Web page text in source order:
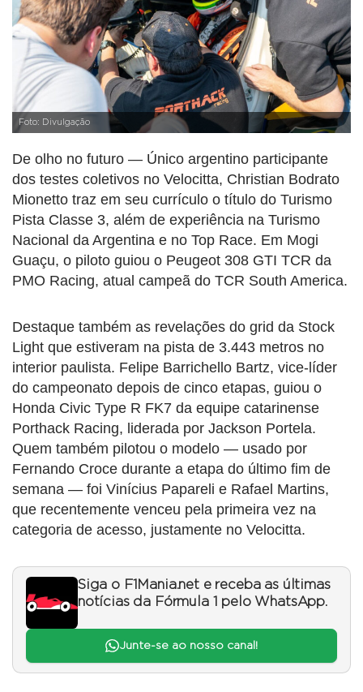
Foto: Divulgação
De olho no futuro — Único argentino participante
dos testes coletivos no Velocitta, Christian Bodrato
Mionetto traz em seu currículo o título do Turismo
Pista Classe 3, além de experiência na Turismo
Nacional da Argentina e no Top Race. Em Mogi
Guaçu, o piloto guiou o Peugeot 308 GTI TCR da
PMO Racing, atual campeã do TCR South America.
Destaque também as revelações do grid da Stock
Light que estiveram na pista de 3.443 metros no
interior paulista. Felipe Barrichello Bartz, vice-líder
do campeonato depois de cinco etapas, guiou o
Honda Civic Type R FK7 da equipe catarinense
Porthack Racing, liderada por Jackson Portela.
Quem também pilotou o modelo — usado por
Fernando Croce durante a etapa do último fim de
semana — foi Vinícius Papareli e Rafael Martins,
que recentemente venceu pela primeira vez na
categoria de acesso, justamente no Velocitta.
Siga o F1Mania.net e receba as últimas
notícias da Fórmula 1 pelo WhatsApp.
Junte-se ao nosso canal!